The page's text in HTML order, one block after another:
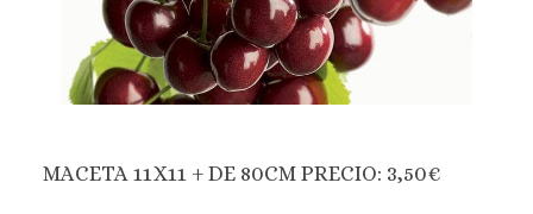
MACETA 11X11 + DE 80CM PRECIO: 3,50€